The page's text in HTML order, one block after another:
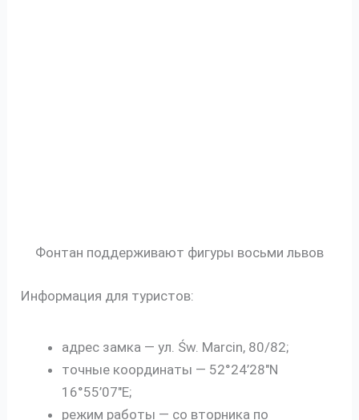
Фонтан поддерживают фигуры восьми львов
Информация для туристов:
адрес замка — ул. Św. Marcin, 80/82;
точные координаты — 52°24’28″N
16°55’07″E;
режим работы — со вторника по